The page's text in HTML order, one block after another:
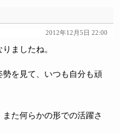
2012年12月5日 22:00
ましたね。
を見て、いつも自分も頑
た何らかの形での活躍さ